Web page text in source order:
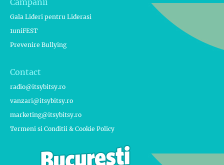
Gala Lideri pentru Liderasi
1uniFEST
Prevenire Bullying
Contact
radio@itsybitsy.ro
vanzari@itsybitsy.ro
marketing@itsybitsy.ro
Termeni si Conditii & Cookie Policy